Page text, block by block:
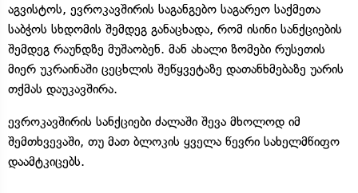
აგვისტოს, ევროკავშირის საგანგებო საგარეო საქმეთა
საბჭოს სხდომის შემდეგ განაცხადა, რომ ისინი სანქციების
შემდეგ რაუნდზე მუშაობენ. მან ახალი ზომები რუსეთის
მიერ უკრაინაში ცეცხლის შეწყვეტაზე დათანხმებაზე უარის
თქმას დაუკავშირა.
ევროკავშირის სანქციები ძალაში შევა მხოლოდ იმ
შემთხვევაში, თუ მათ ბლოკის ყველა წევრი სახელმწიფო
დაამტკიცებს.